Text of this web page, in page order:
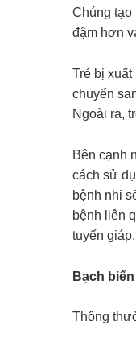
Chúng tạo
đậm hơn
Trẻ bị
chuyển
Ngoài ra,
Bên cạnh
cách sử
bệnh nhi
bệnh liên
tuyến
Bạch
Thông